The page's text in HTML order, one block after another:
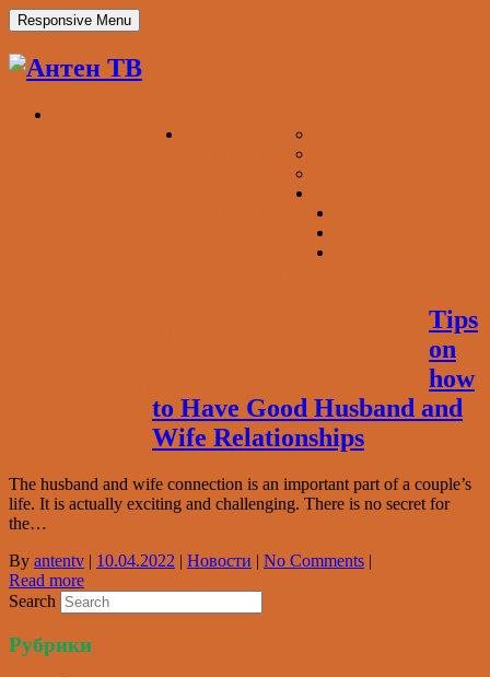
Responsive Menu
ОБ “АНТЕН ТВ”
ТЕЛЕПРОЕКТЫ
«АКТУАЛЬНЫЙ РЕПОРТАЖ»
Tips
on
how
to Have Good Husband and
Wife Relationships
The husband and wife connection is an important part of a couple’s
life. It is actually exciting and challenging. There is no secret for
the…
By antentv | 10.04.2022 | Новости | No Comments |
Read more
Search
Рубрики